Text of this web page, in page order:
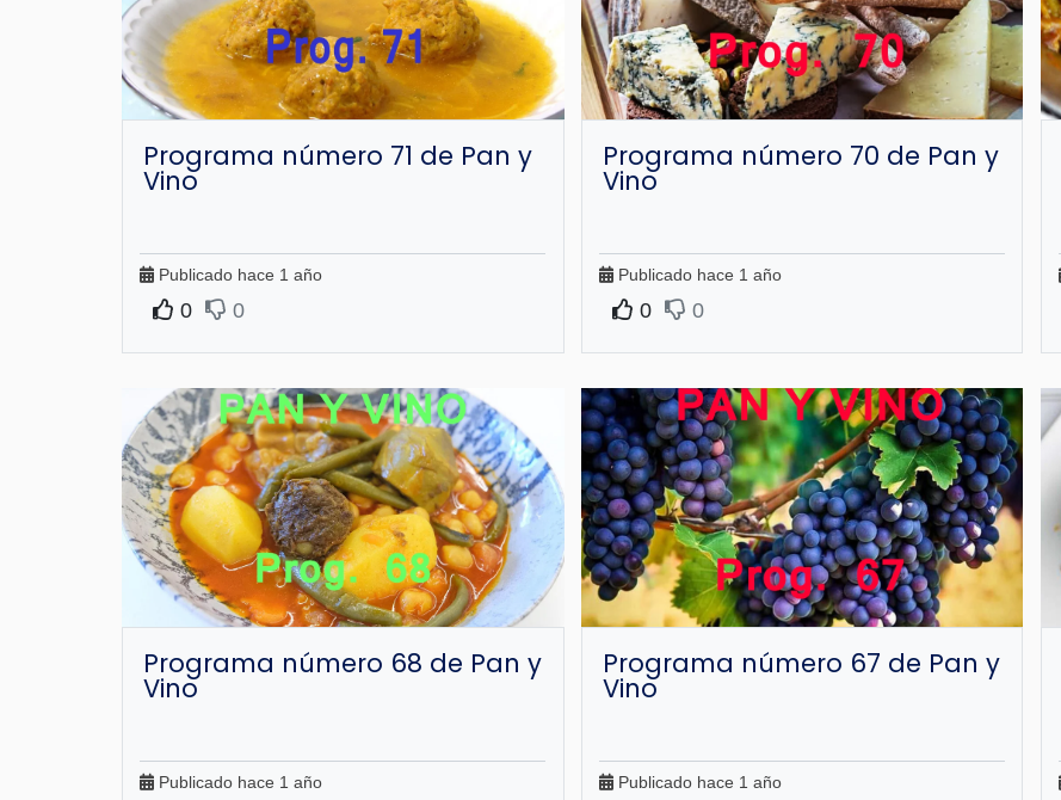
Programa número 71 de Pan y
Vino
Publicado hace 1 año
0 0
Programa número 70 de Pan y
Vino
Publicado hace 1 año
0 0
Programa número 68 de Pan y
Vino
Publicado hace 1 año
Programa número 67 de Pan y
Vino
Publicado hace 1 año